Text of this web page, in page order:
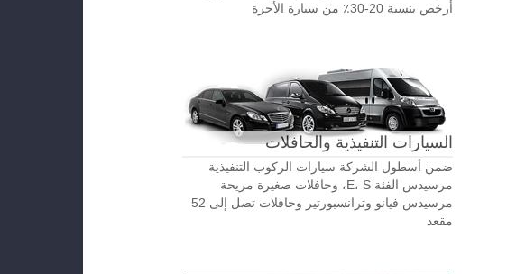
أرخص بنسبة 20-30٪ من سيارة الأجرة
السيارات التنفيذية والحافلات
ضمن أسطول الشركة سيارات الركوب التنفيذية
مرسيدس الفئة E، S، وحافلات صغيرة مريحة
مرسيدس فيانو وترانسبورتير وحافلات تصل إلى 52
مقعد